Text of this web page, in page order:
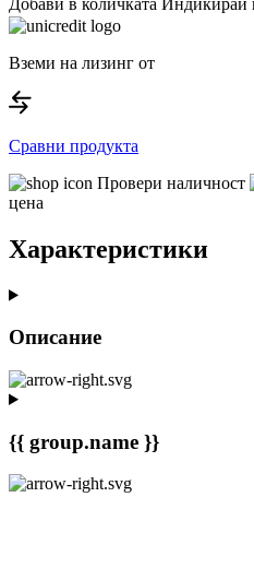
Вземи на лизинг от
Сравни продукта
Провери наличност
цена
Характеристики
Описание
{{ group.name }}